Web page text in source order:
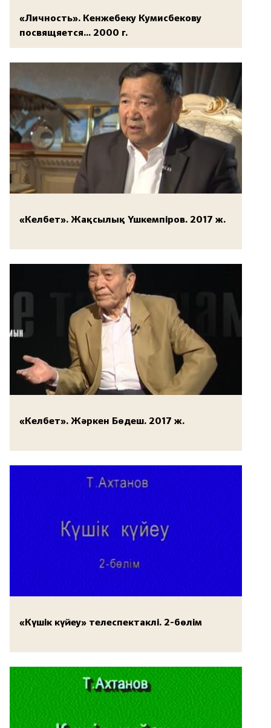
«Личность». Кенжебеку Кумисбекову
посвящяется... 2000 г.
«Келбет». Жақсылық Үшкемпіров. 2017 ж.
«Келбет». Жәркен Бөдеш. 2017 ж.
«Күшік күйеу» телеспектаклі. 2-бөлім